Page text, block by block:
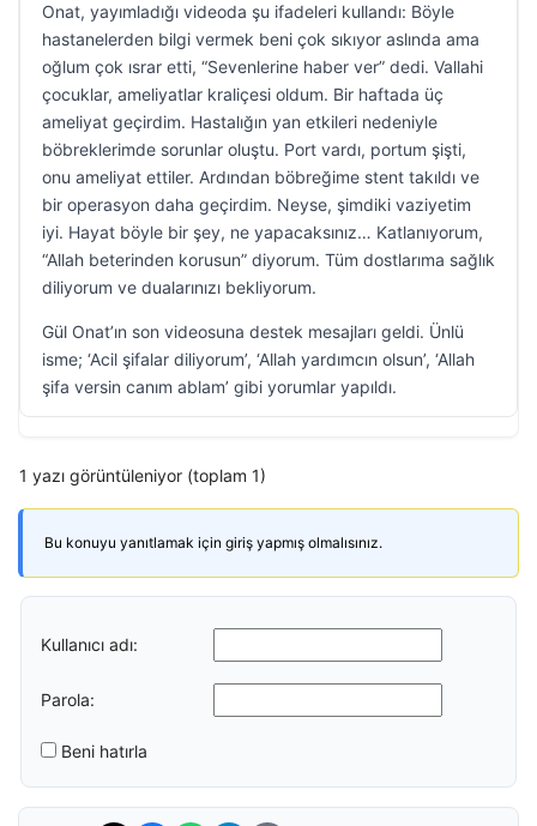
Onat, yayımladığı videoda şu ifadeleri kullandı: Böyle
hastanelerden bilgi vermek beni çok sıkıyor aslında ama
oğlum çok ısrar etti, “Sevenlerine haber ver” dedi. Vallahi
çocuklar, ameliyatlar kraliçesi oldum. Bir haftada üç
ameliyat geçirdim. Hastalığın yan etkileri nedeniyle
böbreklerimde sorunlar oluştu. Port vardı, portum şişti,
onu ameliyat ettiler. Ardından böbreğime stent takıldı ve
bir operasyon daha geçirdim. Neyse, şimdiki vaziyetim
iyi. Hayat böyle bir şey, ne yapacaksınız… Katlanıyorum,
“Allah beterinden korusun” diyorum. Tüm dostlarıma sağlık
diliyorum ve dualarınızı bekliyorum.
Gül Onat’ın son videosuna destek mesajları geldi. Ünlü
isme; ‘Acil şifalar diliyorum’, ‘Allah yardımcın olsun’, ‘Allah
şifa versin canım ablam’ gibi yorumlar yapıldı.
1 yazı görüntüleniyor (toplam 1)
Bu konuyu yanıtlamak için giriş yapmış olmalısınız.
Kullanıcı adı:
Parola:
Beni hatırla